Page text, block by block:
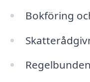
Bokföring